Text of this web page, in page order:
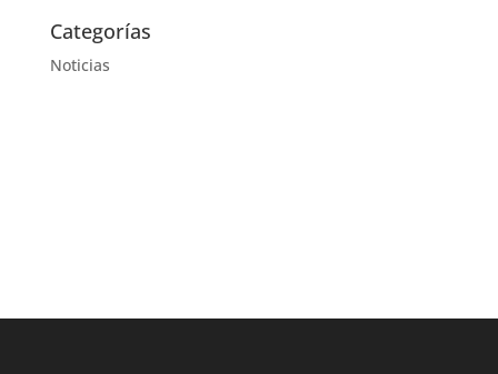
Categorías
Noticias